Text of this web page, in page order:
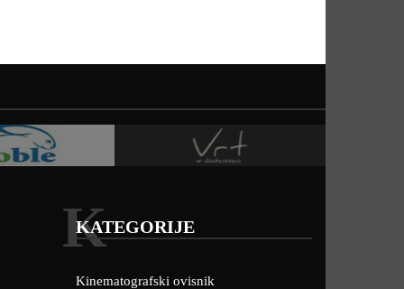
KATEGORIJE
K
Kinematografski ovisnik